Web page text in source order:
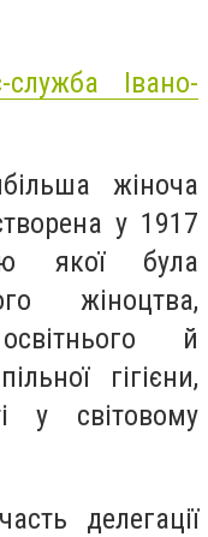
служба Івано-
жіноча
у 1917
якої була
жіноцтва,
й
гігієни,
у світовому
делегації